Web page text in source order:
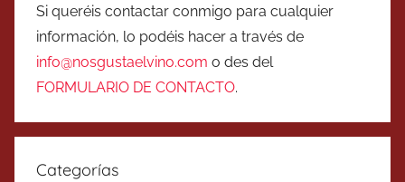
Si queréis contactar conmigo para cualquier
información, lo podéis hacer a través de
info@nosgustaelvino.com o des del
FORMULARIO DE CONTACTO.
Categorías